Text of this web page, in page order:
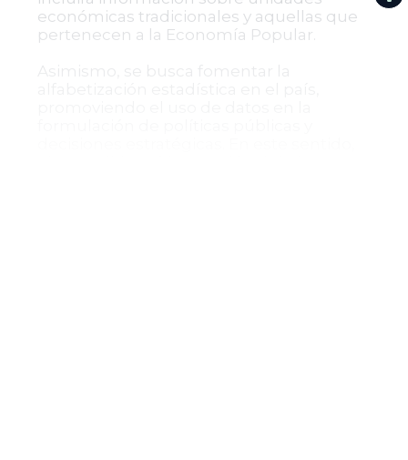
económicas tradicionales y aquellas que
pertenecen a la Economía Popular.